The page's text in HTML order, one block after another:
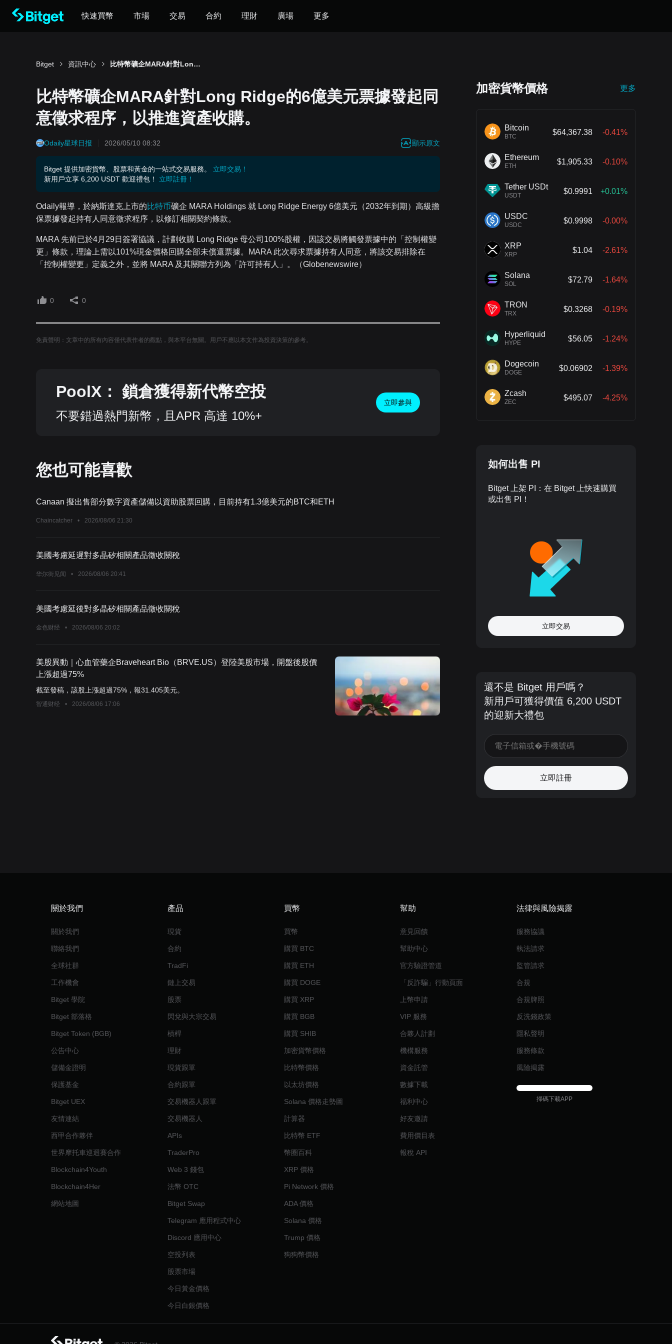
快速買幣 市場 交易 合約 理財 廣場 更多
Bitget 資訊中心 比特幣礦企MARA針對Long Ridge的6億美元票據發起同意徵求程序，以推進資產收購。
比特幣礦企MARA針對Long Ridge的6億美元票據發起同
意徵求程序，以推進資產收購。
Odaily星球日报 2026/05/10 08:32 顯示原文
Bitget 提供加密貨幣、股票和黃金的一站式交易服務。
立即交易！
新用戶立享 6,200 USDT 歡迎禮包！
立即註冊！
Odaily報導，於納斯達克上市的比特币礦企 MARA Holdings 就 Long Ridge Energy 6億美元（2032年到期）高級擔
保票據發起持有人同意徵求程序，以修訂相關契約條款。
MARA 先前已於4月29日簽署協議，計劃收購 Long Ridge 母公司100%股權，因該交易將觸發票據中的「控制權變
更」條款，理論上需以101%現金價格回購全部未償還票據。MARA 此次尋求票據持有人同意，將該交易排除在
「控制權變更」定義之外，並將 MARA 及其關聯方列為「許可持有人」。（Globenewswire）
0 0
免責聲明：文章中的所有內容僅代表作者的觀點，與本平台無關。用戶不應以本文作為投資決策的參考。
PoolX： 鎖倉獲得新代幣空投
不要錯過熱門新幣，且APR 高達 10%+
立即參與
您也可能喜歡
Canaan 擬出售部分數字資產儲備以資助股票回購，目前持有1.3億美元的BTC和ETH
Chaincatcher • 2026/08/06 21:30
美國考慮延遲對多晶矽相關產品徵收關稅
华尔街见闻 • 2026/08/06 20:41
美國考慮延後對多晶矽相關產品徵收關稅
金色财经 • 2026/08/06 20:02
美股異動｜心血管藥企Braveheart Bio（BRVE.US）登陸美股市場，開盤後股價
上漲超過75%
截至發稿，該股上漲超過75%，報31.405美元。
智通财经 • 2026/08/06 17:06
加密貨幣價格 更多
Bitcoin
BTC
$64,367.38 -0.41%
Ethereum
ETH
$1,905.33 -0.10%
Tether USDt
USDT
$0.9991 +0.01%
USDC
USDC
$0.9998 -0.00%
XRP
XRP
$1.04 -2.61%
Solana
SOL
$72.79 -1.64%
TRON
TRX
$0.3268 -0.19%
Hyperliquid
HYPE
$56.05 -1.24%
Dogecoin
DOGE
$0.06902 -1.39%
Zcash
ZEC
$495.07 -4.25%
如何出售 PI
Bitget 上架 PI：在 Bitget 上快速購買
或出售 PI！
立即交易
還不是 Bitget 用戶嗎？
新用戶可獲得價值 6,200 USDT
的迎新大禮包
立即註冊
關於我們
關於我們
聯絡我們
全球社群
工作機會
Bitget 學院
Bitget 部落格
Bitget Token (BGB)
公告中心
儲備金證明
保護基金
Bitget UEX
友情連結
西甲合作夥伴
世界摩托車巡迴賽合作
Blockchain4Youth
Blockchain4Her
網站地圖
產品
現貨
合約
TradFi
鏈上交易
股票
閃兌與大宗交易
槓桿
理財
現貨跟單
合約跟單
交易機器人跟單
交易機器人
APIs
TraderPro
Web 3 錢包
法幣 OTC
Bitget Swap
Telegram 應用程式中心
Discord 應用中心
空投列表
股票市場
今日黃金價格
今日白銀價格
買幣
買幣
購買 BTC
購買 ETH
購買 DOGE
購買 XRP
購買 BGB
購買 SHIB
加密貨幣價格
比特幣價格
以太坊價格
Solana 價格走勢圖
計算器
比特幣 ETF
幣圈百科
XRP 價格
Pi Network 價格
ADA 價格
Solana 價格
Trump 價格
狗狗幣價格
幫助
意見回饋
幫助中心
官方驗證管道
「反詐騙」行動頁面
上幣申請
VIP 服務
合夥人計劃
機構服務
資金託管
數據下載
福利中心
好友邀請
費用價目表
報稅 API
法律與風險揭露
服務協議
執法請求
監管請求
合規
合規牌照
反洗錢政策
隱私聲明
服務條款
風險揭露
掃碼下載APP